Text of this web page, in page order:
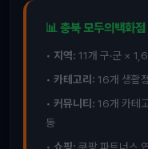
📊 충북 모두의백화
• 지역: 11개 구·군 ×
• 카테고리: 16개 생활
• 커뮤니티: 16개 카테
동